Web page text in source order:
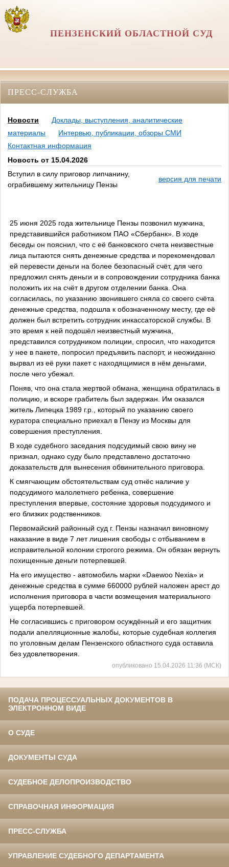
ПЕНЗЕНСКИЙ ОБЛАСТНОЙ СУД
ПРЕСС-СЛУЖБА
Новости
Доклады, выступления, аналитические
материалы
Интервью, публикации, обзоры СМИ
Контактная информация
Новость от 15.04.2026
Вступил в силу приговор липчанину,
ограбившему жительницу Пензы
версия для печати
25 июня 2025 года жительнице Пензы позвонил мужчина,
представившийся работником ПАО «Сбербанк». В ходе
беседы он пояснил, что с её банковского счета неизвестные
лица пытаются снять денежные средства и порекомендовал
ей перевести деньги на более безопасный счёт, для чего
предложил снять деньги и в сопровождении сотрудника банка
положить их на счёт в другом отделении банка. Она
согласилась, по указанию звонившего сняла со своего счёта
денежные средства, подошла к обозначенному месту, где её
должен был встретить сотрудник инкассаторской службы. В
это время к ней подошёл неизвестный мужчина,
представился сотрудником полиции, спросил, что находится
у нее в пакете, попросил предъявить паспорт, и неожиданно
вырвал из её руки пакет с находящимися в нём деньгами,
после чего убежал.
Поняв, что она стала жертвой обмана, женщина обратилась в
полицию, и вскоре грабитель был задержан. Им оказался
житель Липецка 1989 г.р., который по указанию своего
куратора специально приехал в Пензу из Москвы для
совершения преступления.
В ходе судебного заседания подсудимый свою вину не
признал, однако суду было представлено достаточно
доказательств для вынесения обвинительного приговора.
К смягчающим обстоятельствам суд отнёс наличие у
подсудимого малолетнего ребенка, совершение
преступления впервые, состояние здоровья подсудимого и
его близких родственников.
Первомайский районный суд г. Пензы назначил виновному
наказание в виде 7 лет лишения свободы с отбыванием в
исправительной колонии строгого режима. Он обязан вернуть
похищенные деньги потерпевшей.
На его имущество - автомобиль марки «Daewoo Nexia» и
денежные средства в сумме 660000 рублей наложен арест до
исполнения приговора в части возмещения материального
ущерба потерпевшей.
Не согласившись с приговором осуждённый и его защитник
подали апелляционные жалобы, которые судебная коллегия
по уголовным делам Пензенского областного суда оставила
без удовлетворения.
опубликовано 15.04.2026 11:36 (МСК)
ПОДАЧА ПРОЦЕССУАЛЬНЫХ ДОКУМЕНТОВ В
ЭЛЕКТРОННОМ ВИДЕ
О СУДЕ
ДОКУМЕНТЫ СУДА
СУДЕБНОЕ ДЕЛОПРОИЗВОДСТВО
СПРАВОЧНАЯ ИНФОРМАЦИЯ
ПРЕСС-СЛУЖБА
УПРАВЛЕНИЕ СУДЕБНОГО ДЕПАРТАМЕНТА